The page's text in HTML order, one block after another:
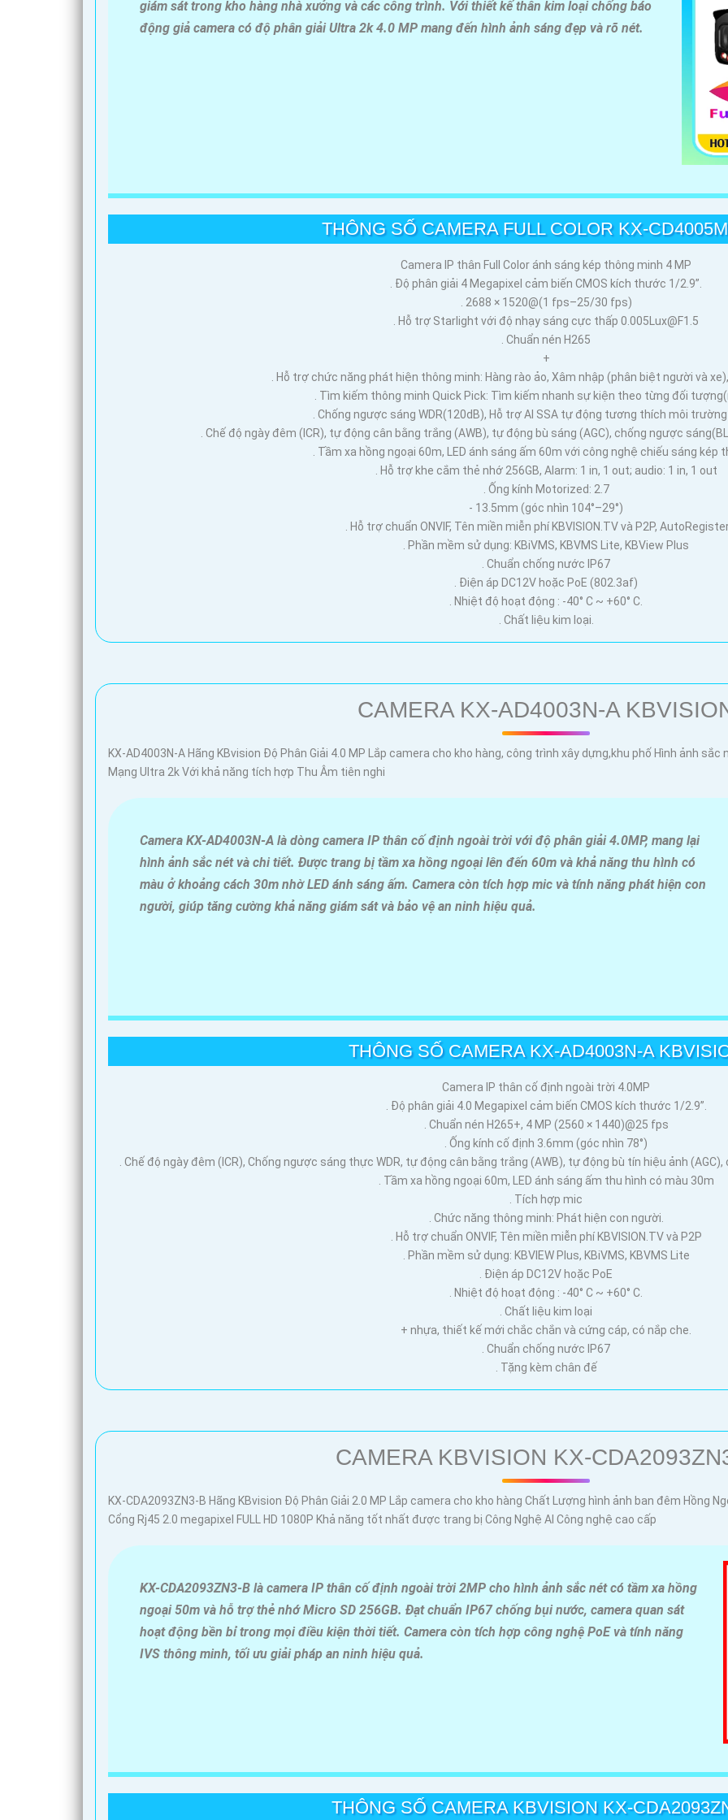
giám sát trong kho hàng nhà xưởng và các công trình. Với thiết kế thân kim loại chống báo
động giả camera có độ phân giải Ultra 2k 4.0 MP mang đến hình ảnh sáng đẹp và rõ nét.
THÔNG SỐ CAMERA FULL COLOR KX-
Camera IP thân Full Color ánh sáng kép thông minh 4 MP
. Độ phân giải 4 Megapixel cảm biến CMOS kích thước 1/2.9”.
. 2688 × 1520@(1 fps–25/30 fps)
. Hỗ trợ Starlight với độ nhạy sáng cực thấp 0.005Lux@F1.5
. Chuẩn nén H265
+
. Hỗ trợ chức năng phát hiện thông minh: Hàng rào ảo, Xâm nhập (phân biệt người và
. Tìm kiếm thông minh Quick Pick: Tìm kiếm nhanh sự kiện theo từng đối
. Chống ngược sáng WDR(120dB), Hỗ trợ AI SSA tự động tương thích môi
. Chế độ ngày đêm (ICR), tự động cân bằng trắng (AWB), tự động bù sáng (AGC), chống ngược
. Tầm xa hồng ngoại 60m, LED ánh sáng ấm 60m với công nghệ chiếu sáng kép
. Hỗ trợ khe cắm thẻ nhớ 256GB, Alarm: 1 in, 1 out; audio: 1 in, 1 out
. Ống kính Motorized: 2.7
- 13.5mm (góc nhìn 104°–29°)
. Hỗ trợ chuẩn ONVIF, Tên miền miễn phí KBVISION.TV và P2P,
. Phần mềm sử dụng: KBiVMS, KBVMS Lite, KBView Plus
. Chuẩn chống nước IP67
. Điện áp DC12V hoặc PoE (802.3af)
. Nhiệt độ hoạt động : -40° C ~ +60° C.
. Chất liệu kim loại.
CAMERA KX-AD4003N-A
KX-AD4003N-A Hãng KBvision Độ Phân Giải 4.0 MP Lắp camera cho kho hàng, công trình xây dựng,khu phố Hình ảnh
Mạng Ultra 2k Với khả năng tích hợp Thu Âm tiên nghi
Camera KX-AD4003N-A là dòng camera IP thân cố định ngoài trời với độ phân giải 4.0MP, mang lại
hình ảnh sắc nét và chi tiết. Được trang bị tầm xa hồng ngoại lên đến 60m và khả năng thu hình có
màu ở khoảng cách 30m nhờ LED ánh sáng ấm. Camera còn tích hợp mic và tính năng phát hiện con
người, giúp tăng cường khả năng giám sát và bảo vệ an ninh hiệu quả.
THÔNG SỐ CAMERA KX-AD4003N-A
Camera IP thân cố định ngoài trời 4.0MP
. Độ phân giải 4.0 Megapixel cảm biến CMOS kích thước 1/2.9”.
. Chuẩn nén H265+, 4 MP (2560 × 1440)@25 fps
. Ống kính cố định 3.6mm (góc nhìn 78°)
. Chế độ ngày đêm (ICR), Chống ngược sáng thực WDR, tự động cân bằng trắng (AWB), tự động bù tín hiệu ảnh
. Tầm xa hồng ngoại 60m, LED ánh sáng ấm thu hình có màu 30m
. Tích hợp mic
. Chức năng thông minh: Phát hiện con người.
. Hỗ trợ chuẩn ONVIF, Tên miền miễn phí KBVISION.TV và P2P
. Phần mềm sử dụng: KBVIEW Plus, KBiVMS, KBVMS Lite
. Điện áp DC12V hoặc PoE
. Nhiệt độ hoạt động : -40° C ~ +60° C.
. Chất liệu kim loại
+ nhựa, thiết kế mới chắc chắn và cứng cáp, có nắp che.
. Chuẩn chống nước IP67
. Tặng kèm chân đế
CAMERA KBVISION KX-
KX-CDA2093ZN3-B Hãng KBvision Độ Phân Giải 2.0 MP Lắp camera cho kho hàng Chất Lượng hình ảnh ban đêm Hồng
Cổng Rj45 2.0 megapixel FULL HD 1080P Khả năng tốt nhất được trang bị Công Nghệ AI Công nghệ cao cấp
KX-CDA2093ZN3-B là camera IP thân cố định ngoài trời 2MP cho hình ảnh sắc nét có tầm xa hồng
ngoại 50m và hỗ trợ thẻ nhớ Micro SD 256GB. Đạt chuẩn IP67 chống bụi nước, camera quan sát
hoạt động bền bỉ trong mọi điều kiện thời tiết. Camera còn tích hợp công nghệ PoE và tính năng
IVS thông minh, tối ưu giải pháp an ninh hiệu quả.
THÔNG SỐ CAMERA KBVISION KX-